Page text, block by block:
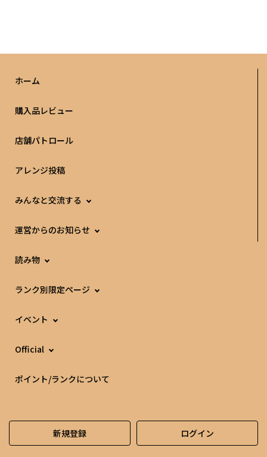
ホーム
購入品レビュー
店舗パトロール
アレンジ投稿
みんなと交流する
運営からのお知らせ
読み物
ランク別限定ページ
イベント
Official
ポイント/ランクについて
新規登録 ログイン